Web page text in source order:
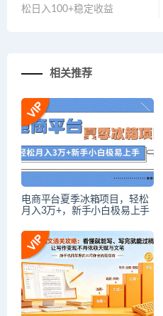
松日入100+稳定收益
相关推荐
电商平台夏季冰箱项目，轻松
月入3万+，新手小白极易上手